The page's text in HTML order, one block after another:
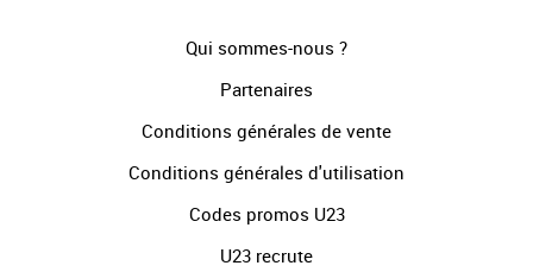
Qui sommes-nous ?
Partenaires
Conditions générales de vente
Conditions générales d'utilisation
Codes promos U23
U23 recrute